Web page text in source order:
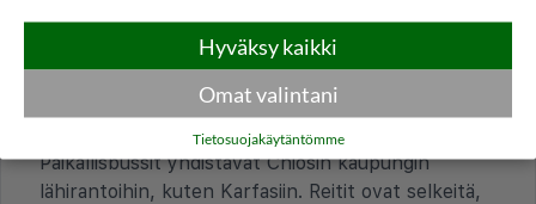
Onko joukkoliikenne helposti matkailijoiden
käytettävissä kielen, maksutapojen,
ennustettavuuden ja luotettavuuden
kannalta?
Paikallisbussit yhdistävät Chiosin kaupungin
lähirantoihin, kuten Karfasiin. Reitit ovat selkeitä,
Hyväksy kaikki
Omat valintani
Tietosuojakäytäntömme